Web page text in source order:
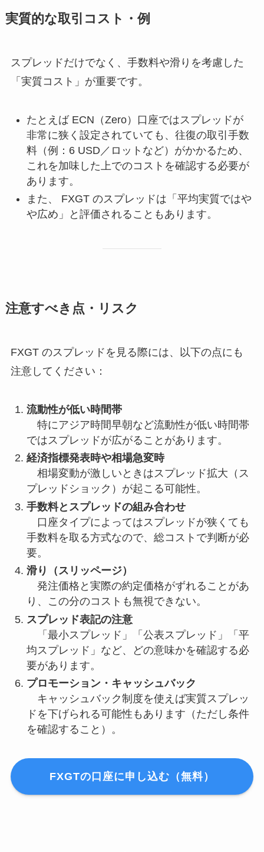
実質的な取引コスト・例
スプレッドだけでなく、手数料や滑りを考慮した
「実質コスト」が重要です。
たとえば ECN（Zero）口座ではスプレッドが
非常に狭く設定されていても、往復の取引手数
料（例：6 USD／ロットなど）がかかるため、
これを加味した上でのコストを確認する必要が
あります。
また、 FXGT のスプレッドは「平均実質ではや
や広め」と評価されることもあります。
注意すべき点・リスク
FXGT のスプレッドを見る際には、以下の点にも
注意してください：
流動性が低い時間帯
特にアジア時間早朝など流動性が低い時間帯
ではスプレッドが広がることがあります。
経済指標発表時や相場急変時
相場変動が激しいときはスプレッド拡大（ス
プレッドショック）が起こる可能性。
手数料とスプレッドの組み合わせ
口座タイプによってはスプレッドが狭くても
手数料を取る方式なので、総コストで判断が必
要。
滑り（スリッページ）
発注価格と実際の約定価格がずれることがあ
り、この分のコストも無視できない。
スプレッド表記の注意
「最小スプレッド」「公表スプレッド」「平
均スプレッド」など、どの意味かを確認する必
要があります。
プロモーション・キャッシュバック
キャッシュバック制度を使えば実質スプレッ
ドを下げられる可能性もあります（ただし条件
を確認すること）。
FXGTの口座に申し込む（無料）